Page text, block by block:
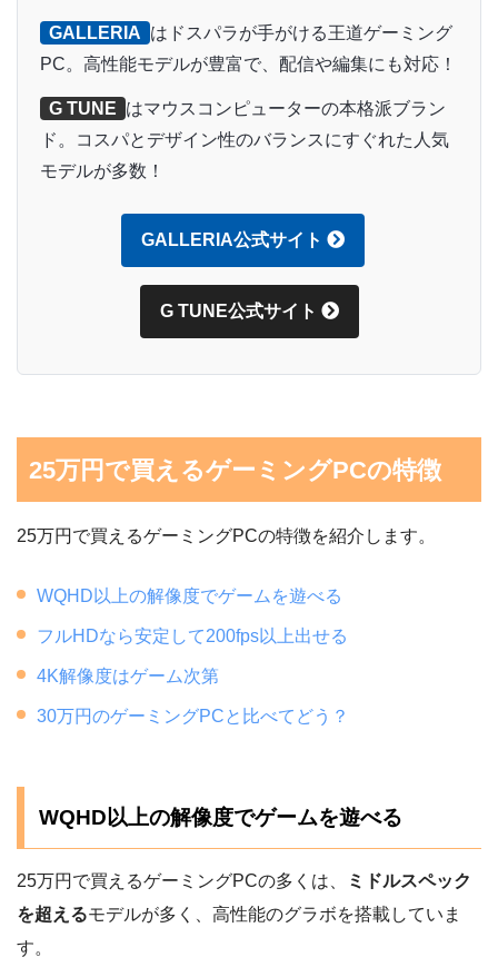
GALLERIA はドスパラが手がける王道ゲーミング
PC。高性能モデルが豊富で、配信や編集にも対応！
G TUNE はマウスコンピューターの本格派ブラン
ド。コスパとデザイン性のバランスにすぐれた人気
モデルが多数！
GALLERIA公式サイト
G TUNE公式サイト
25万円で買えるゲーミングPCの特徴
25万円で買えるゲーミングPCの特徴を紹介します。
WQHD以上の解像度でゲームを遊べる
フルHDなら安定して200fps以上出せる
4K解像度はゲーム次第
30万円のゲーミングPCと比べてどう？
WQHD以上の解像度でゲームを遊べる
25万円で買えるゲーミングPCの多くは、
ミドルスペック
を超えるモデルが多く、高性能のグラボを搭載していま
す。